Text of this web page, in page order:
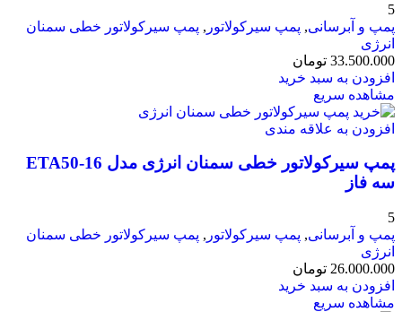
5
پمپ و آبرسانی, پمپ سیرکولاتور , پمپ سیرکولاتور خطی سمنان
انرژی
33.500.000 تومان
افزودن به سبد خرید
مشاهده سریع
افزودن به علاقه مندی
پمپ سیرکولاتور خطی سمنان انرژی مدل ETA50-16
سه فاز
5
پمپ و آبرسانی, پمپ سیرکولاتور , پمپ سیرکولاتور خطی سمنان
انرژی
26.000.000 تومان
افزودن به سبد خرید
مشاهده سریع